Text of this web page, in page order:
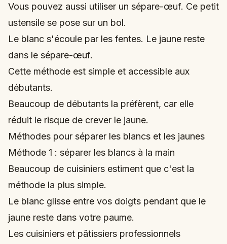
Vous pouvez aussi utiliser un sépare-œuf. Ce petit
ustensile se pose sur un bol.
Le blanc s'écoule par les fentes. Le jaune reste
dans le sépare-œuf.
Cette méthode est simple et accessible aux
débutants.
Beaucoup de débutants la préfèrent, car elle
réduit le risque de crever le jaune.
Méthodes pour séparer les blancs et les jaunes
Méthode 1 : séparer les blancs à la main
Beaucoup de cuisiniers estiment que c'est la
méthode la plus simple.
Le blanc glisse entre vos doigts pendant que le
jaune reste dans votre paume.
Les cuisiniers et pâtissiers professionnels